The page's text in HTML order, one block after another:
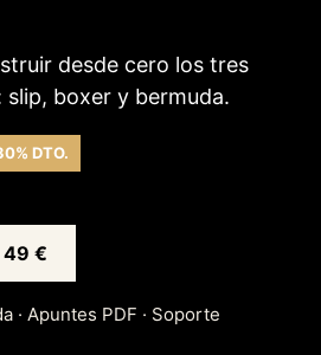
desde cero los tres
slip, boxer y bermuda.
DTO.
€
· Apuntes PDF · Soporte